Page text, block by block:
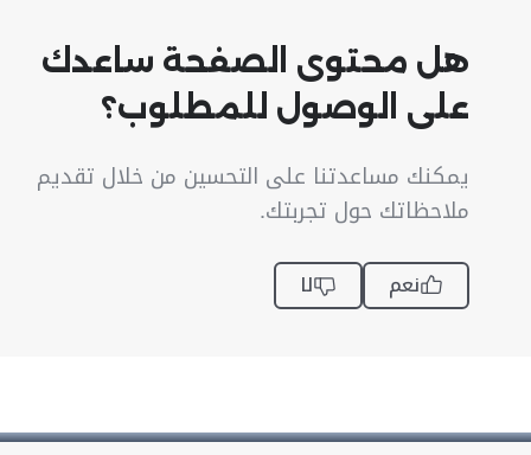
هل محتوى الصفحة ساعدك
على الوصول للمطلوب؟
يمكنك مساعدتنا على التحسين من خلال تقديم
ملاحظاتك حول تجربتك.
نعم لا